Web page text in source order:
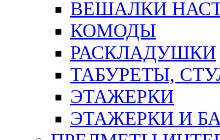
ВЕШАЛКИ
КОМОДЫ
РАСКЛАДУШКИ
ТАБУРЕТЫ,
ЭТАЖЕРКИ
ЭТАЖЕРКИ И